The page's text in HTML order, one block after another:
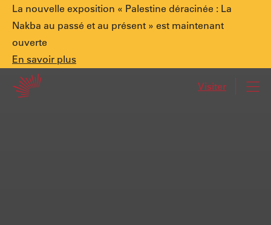
Annonce
spéciale.
La nouvelle exposition « Palestine déracinée : La
Nakba au passé et au présent » est maintenant
ouverte
En
savoir
plus
En savoir plus
Accueil Visiter